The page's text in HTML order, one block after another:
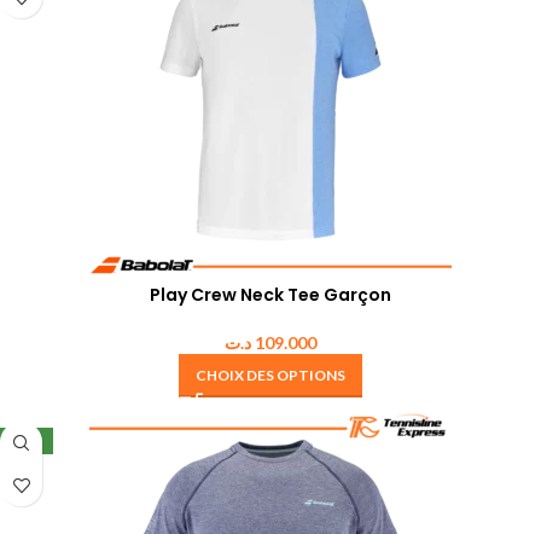
Play Crew Neck Tee Garçon
109.000 د.ت
CHOIX DES OPTIONS
NEW